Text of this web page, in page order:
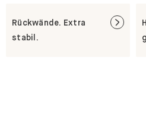
Rückwände. Extra
stabil.